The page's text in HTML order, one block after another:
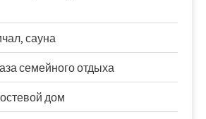
сауна
семейного отдыха
дом